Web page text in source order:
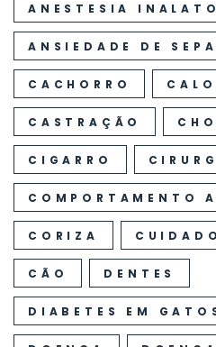
ANESTESIA
ANSIEDADE DE
CACHORRO
CASTRAÇÃO
CIGARRO
COMPORTAMENTO
CORIZA
CÃO DENTES
DIABETES EM